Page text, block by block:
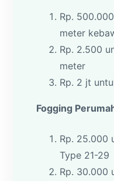
Rp.
meter
Rp. 2.500
meter
Rp. 2 jt
Fogging
Rp. 25.000
Type 21-29
Rp. 30.000